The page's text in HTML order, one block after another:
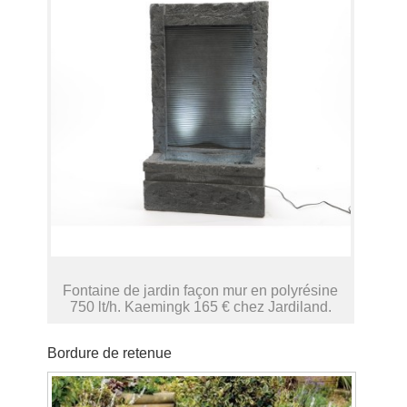
Fontaine de jardin façon mur en polyrésine
750 lt/h. Kaemingk 165 € chez Jardiland.
Bordure de retenue